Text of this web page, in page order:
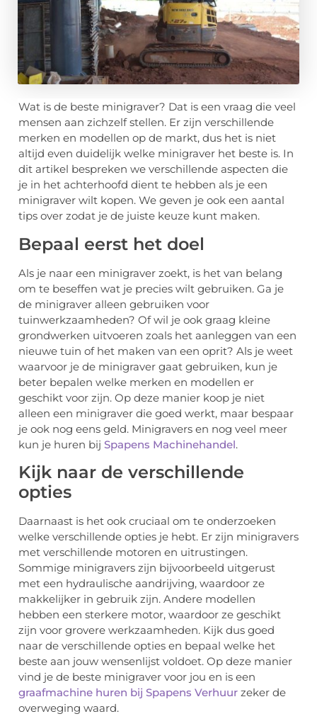
Wat is de beste minigraver? Dat is een vraag die veel
mensen aan zichzelf stellen. Er zijn verschillende
merken en modellen op de markt, dus het is niet
altijd even duidelijk welke minigraver het beste is. In
dit artikel bespreken we verschillende aspecten die
je in het achterhoofd dient te hebben als je een
minigraver wilt kopen. We geven je ook een aantal
tips over zodat je de juiste keuze kunt maken.
Bepaal eerst het doel
Als je naar een minigraver zoekt, is het van belang
om te beseffen wat je precies wilt gebruiken. Ga je
de minigraver alleen gebruiken voor
tuinwerkzaamheden? Of wil je ook graag kleine
grondwerken uitvoeren zoals het aanleggen van een
nieuwe tuin of het maken van een oprit? Als je weet
waarvoor je de minigraver gaat gebruiken, kun je
beter bepalen welke merken en modellen er
geschikt voor zijn. Op deze manier koop je niet
alleen een minigraver die goed werkt, maar bespaar
je ook nog eens geld. Minigravers en nog veel meer
kun je huren bij Spapens Machinehandel.
Kijk naar de verschillende
opties
Daarnaast is het ook cruciaal om te onderzoeken
welke verschillende opties je hebt. Er zijn minigravers
met verschillende motoren en uitrustingen.
Sommige minigravers zijn bijvoorbeeld uitgerust
met een hydraulische aandrijving, waardoor ze
makkelijker in gebruik zijn. Andere modellen
hebben een sterkere motor, waardoor ze geschikt
zijn voor grovere werkzaamheden. Kijk dus goed
naar de verschillende opties en bepaal welke het
beste aan jouw wensenlijst voldoet. Op deze manier
vind je de beste minigraver voor jou en is een
graafmachine huren bij Spapens Verhuur zeker de
overweging waard.